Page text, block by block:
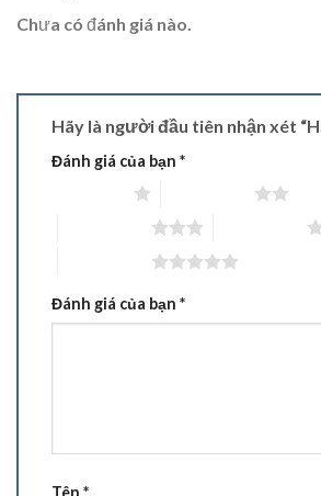
Chưa có đánh giá nào.
Hãy là người đầu tiên nhận xét
Đánh giá của bạn *
Đánh giá của bạn *